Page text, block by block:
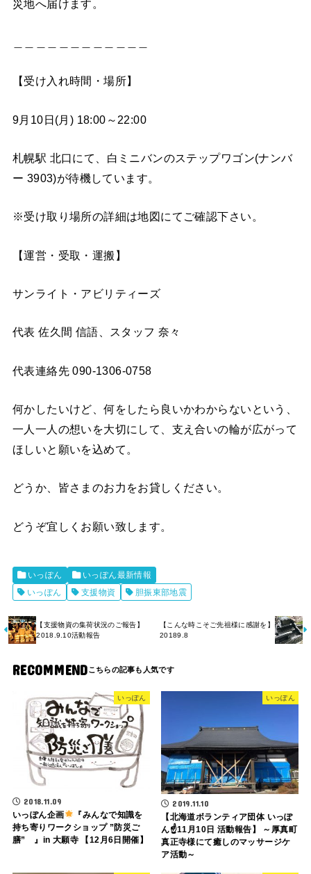
災地へ届けます。
【受け入れ時間・場所】
9月10日(月) 18:00～22:00
札幌駅 北口にて、白ミニバンのステップワゴン(ナンバ
ー 3903)が待機しています。
※受け取り場所の詳細は地図にてご確認下さい。
【運営・受取・運搬】
サンライト・アビリティーズ
代表 佐久間 信語、スタッフ 奈々
代表連絡先 090-1306-0758
何かしたいけど、何をしたら良いかわからないという、
一人一人の想いを大切にして、支え合いの輪が広がって
ほしいと願いを込めて。
どうか、皆さまのお力をお貸しください。
どうぞ宜しくお願い致します。
いっぽん
いっぽん最新情報
いっぽん
支援物資 胆振東部地震
【支援物資の集荷状況のご報告】
2018.9.10活動報告
【こんな時こそご先祖様に感謝を】
20189.8
RECOMMEND
いっぽん
2018.11.09
いっぽん企画
『みんなで知識を
持ち寄りワークショップ ”防災ご
膳” 』in 大願寺 【12月6日開催】
いっぽん
2019.11.10
【北海道ボランティア団体 いっぽ
ん☝️11月10日 活動報告】 ～厚真町
真正寺様にて癒しのマッサージケ
ア活動～